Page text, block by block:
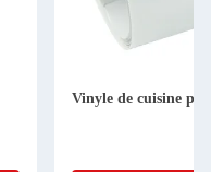
Vinyle de cuisine